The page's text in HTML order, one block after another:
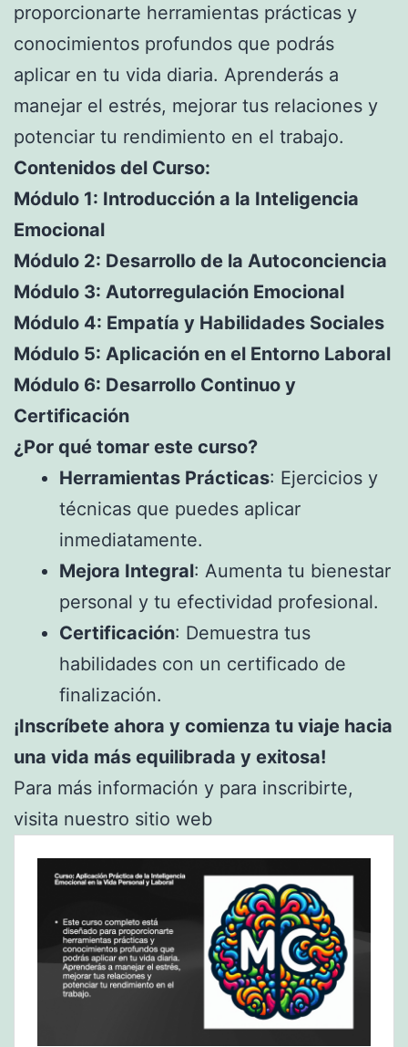
proporcionarte herramientas prácticas y
conocimientos profundos que podrás
aplicar en tu vida diaria. Aprenderás a
manejar el estrés, mejorar tus relaciones y
potenciar tu rendimiento en el trabajo.
Contenidos del Curso:
Módulo 1: Introducción a la Inteligencia
Emocional
Módulo 2: Desarrollo de la Autoconciencia
Módulo 3: Autorregulación Emocional
Módulo 4: Empatía y Habilidades Sociales
Módulo 5: Aplicación en el Entorno Laboral
Módulo 6: Desarrollo Continuo y
Certificación
¿Por qué tomar este curso?
Herramientas Prácticas: Ejercicios y
técnicas que puedes aplicar
inmediatamente.
Mejora Integral: Aumenta tu bienestar
personal y tu efectividad profesional.
Certificación: Demuestra tus
habilidades con un certificado de
finalización.
¡Inscríbete ahora y comienza tu viaje hacia
una vida más equilibrada y exitosa!
Para más información y para inscribirte,
visita nuestro sitio web